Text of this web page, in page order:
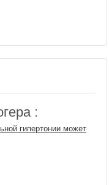
:
гипертонии может